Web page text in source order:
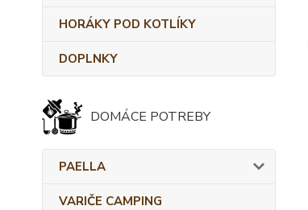
HORÁKY POD KOTLÍKY
DOPLNKY
DOMÁCE POTREBY
PAELLA
VARIČE CAMPING